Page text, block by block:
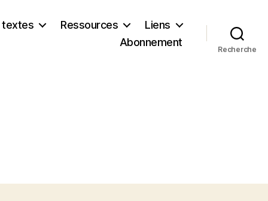
textes Ressources
Liens
Abonnement
Recherche